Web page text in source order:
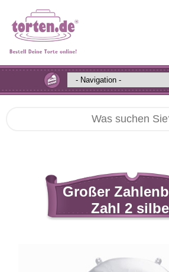
Großer
Zahl 2